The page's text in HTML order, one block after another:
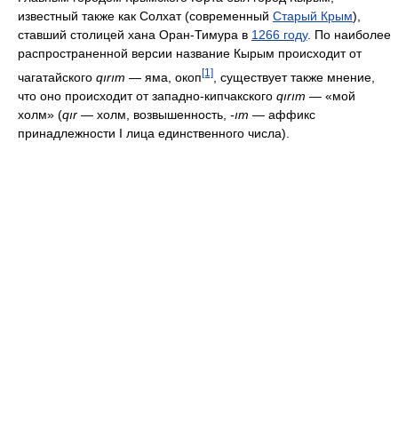
известный также как Солхат (современный Старый Крым),
ставший столицей хана Оран-Тимура в 1266 году. По наиболее
распространенной версии название Кырым происходит от
чагатайского qırım — яма, окоп[1]
, существует также мнение,
что оно происходит от западно-кипчакского qırım — «мой
холм» (qır — холм, возвышенность, -ım — аффикс
принадлежности I лица единственного числа).